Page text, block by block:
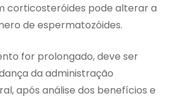
corticosteróides pode alterar a
de espermatozóides.
for prolongado, deve ser
da administração
após análise dos benefícios e